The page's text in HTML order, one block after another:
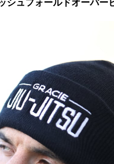
シュフォールドオーバー